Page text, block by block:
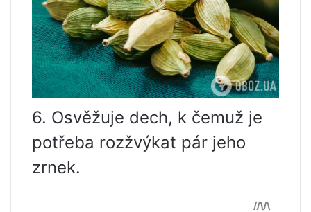
6. Osvěžuje dech, k čemuž je
potřeba rozžvýkat pár jeho
zrnek.